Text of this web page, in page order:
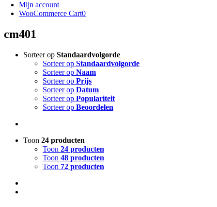
Mijn account
WooCommerce Cart0
cm401
Sorteer op Standaardvolgorde
Sorteer op Standaardvolgorde
Sorteer op Naam
Sorteer op Prijs
Sorteer op Datum
Sorteer op Populariteit
Sorteer op Beoordelen
Toon 24 producten
Toon 24 producten
Toon 48 producten
Toon 72 producten